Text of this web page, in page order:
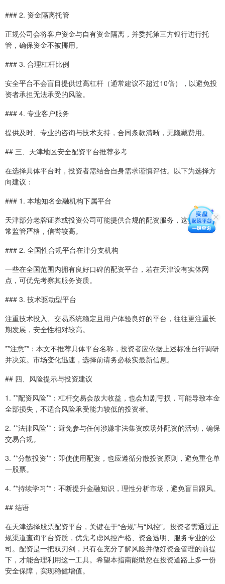
### 2. 资金隔离托管
正规公司会将客户资金与自有资金隔离，并委托第三方银行进行托
管，确保资金不被挪用。
### 3. 合理杠杆比例
安全平台不会盲目提供过高杠杆（通常建议不超过10倍），以避免投
资者承担无法承受的风险。
### 4. 专业客户服务
提供及时、专业的咨询与技术支持，合同条款清晰，无隐藏费用。
## 三、天津地区安全配资平台推荐参考
在选择具体平台时，投资者需结合自身需求谨慎评估。以下为选择方
向建议：
### 1. 本地知名金融机构下属平台
天津部分老牌证券或投资公司可能提供合规的配资服务，这类平台通
常监管严格，信誉较高。
### 2. 全国性合规平台在津分支机构
一些在全国范围内拥有良好口碑的配资平台，若在天津设有实体网
点，可优先考察其服务资质。
### 3. 技术驱动型平台
注重技术投入、交易系统稳定且用户体验良好的平台，往往更注重长
期发展，安全性相对较高。
**注意**：本文不推荐具体平台名称，投资者应依据上述标准自行调研
并决策。市场变化迅速，选择前请务必核实最新信息。
## 四、风险提示与投资建议
1. **配资风险**：杠杆交易会放大收益，也会加剧亏损，可能导致本金
全部损失，不适合风险承受能力较低的投资者。
2. **法律风险**：避免参与任何涉嫌非法集资或场外配资的活动，确保
交易合规。
3. **分散投资**：即使使用配资，也应遵循分散投资原则，避免重仓单
一股票。
4. **持续学习**：不断提升金融知识，理性分析市场，避免盲目跟风。
## 结语
在天津选择股票配资平台，关键在于“合规”与“风控”。投资者需通过正
规渠道查询平台资质，优先考虑风控严格、资金透明、服务专业的公
司。配资是一把双刃剑，只有在充分了解风险并做好资金管理的前提
下，才能合理利用这一工具。希望本指南能助您在投资道路上多一份
安全保障，实现稳健增值。